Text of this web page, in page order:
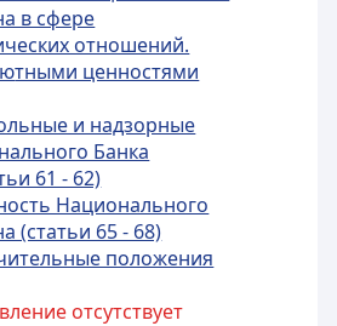
в сфере
отношений.
тными ценностями
и надзорные
Банка
61 - 62)
Национального
(статьи 65 - 68)
положения
отсутствует